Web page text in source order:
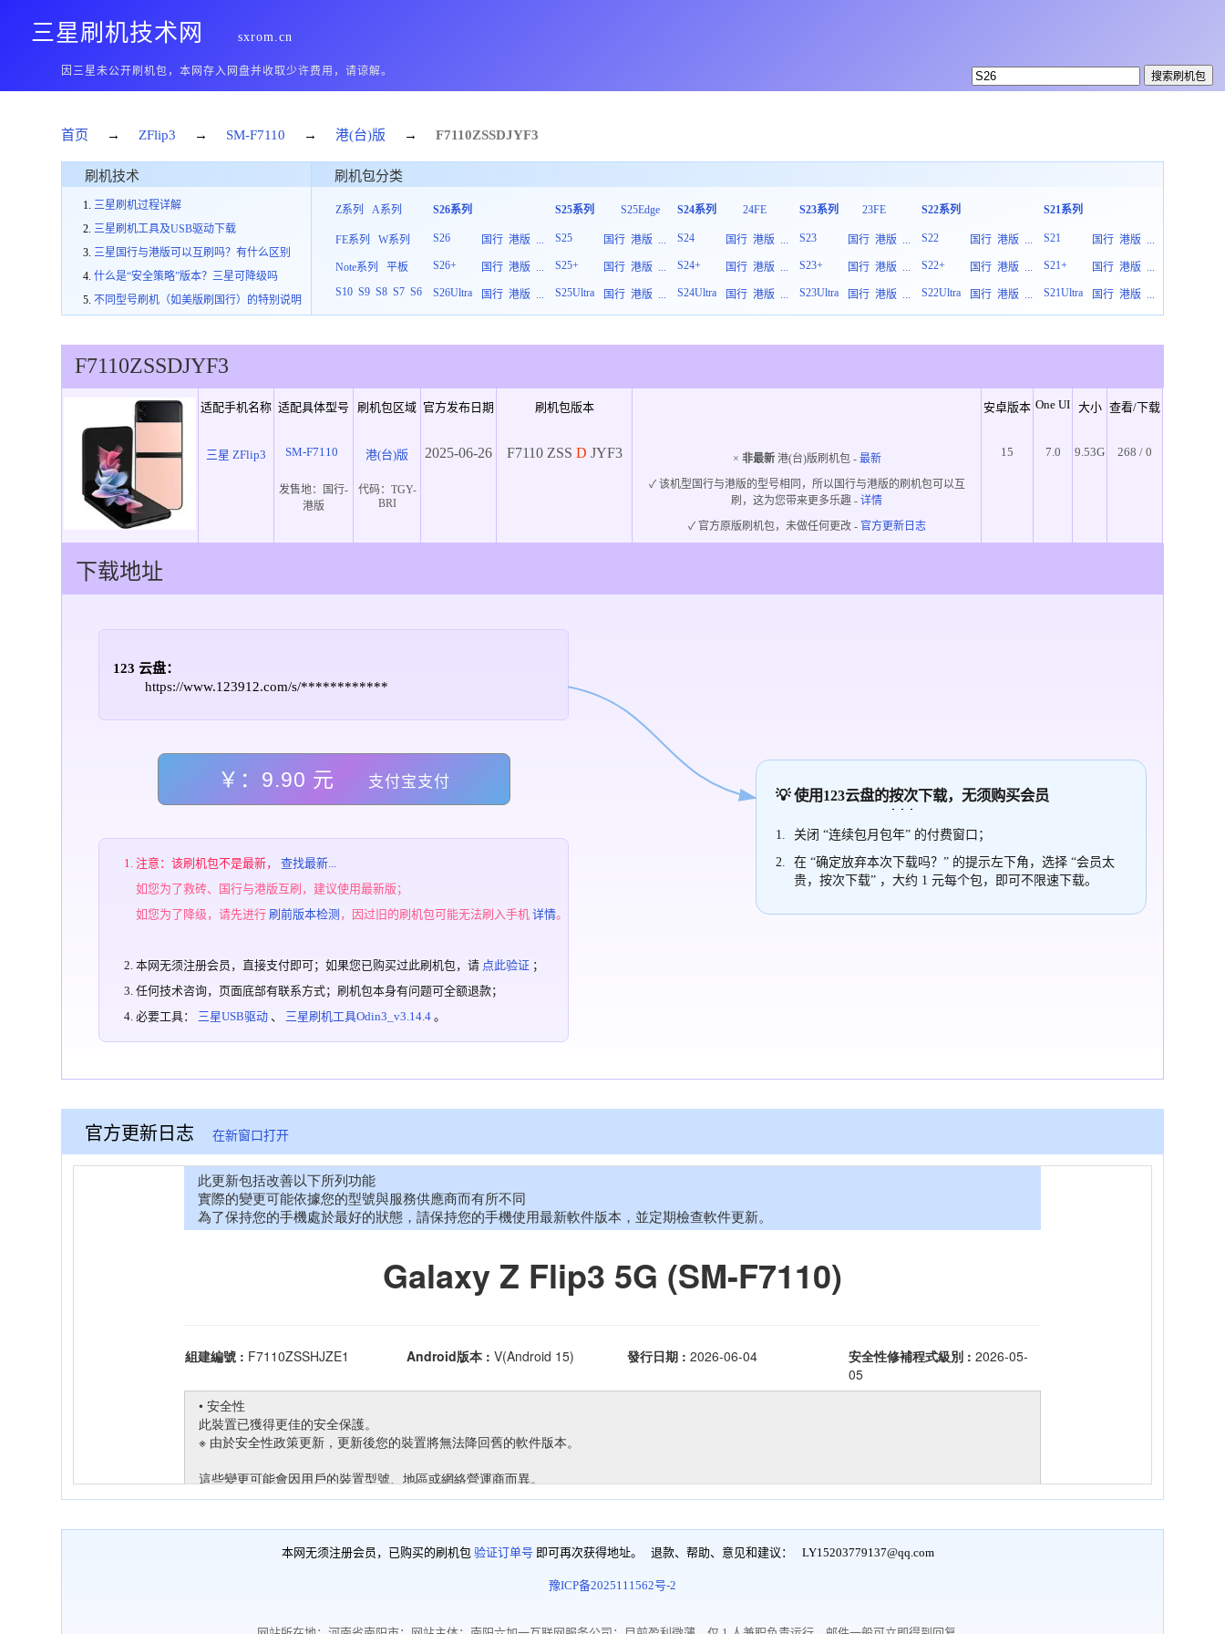
三星刷机技术网 sxrom.cn
因三星未公开刷机包，本网存入网盘并收取少许费用，请谅解。
首页 → ZFlip3 → SM-F7110 → 港(台)版 → F7110ZSSDJYF3
刷机技术
三星刷机过程详解
三星刷机工具及USB驱动下载
三星国行与港版可以互刷吗？有什么区别
什么是“安全策略”版本？三星可降级吗
不同型号刷机（如美版刷国行）的特别说明
刷机包分类
Z系列 A系列
FE系列 W系列
Note系列
平板
S10 S9 S8 S7 S6
S26系列
S26 国行 港版 ...
S26+
国行 港版 ...
S26Ultra
国行 港版 ...
S25系列 S25Edge
S25 国行 港版 ...
S25+
国行 港版 ...
S25Ultra
国行 港版 ...
S24系列 24FE
S24 国行 港版 ...
S24+
国行 港版 ...
S24Ultra
国行 港版 ...
S23系列 23FE
S23 国行 港版 ...
S23+
国行 港版 ...
S23Ultra
国行 港版 ...
S22系列
S22 国行 港版 ...
S22+
国行 港版 ...
S22Ultra
国行 港版 ...
S21系列
S21 国行 港版 ...
S21+
国行 港版 ...
S21Ultra
国行 港版 ...
F7110ZSSDJYF3
适配手机名称 适配具体型号 刷机包区域 官方发布日期 刷机包版本 安卓版本 One UI 大小 查看/下载
三星 ZFlip3 SM-F7110 港(台)版 2025-06-26 F7110 ZSS D JYF3 × 非最新港(台)版刷机包 - 最新
✓ 该机型国行与港版的型号相同，所以国行与港版的刷机包可以互
刷，这为您带来更多乐趣 -详情
✓ 官方原版刷机包，未做任何更改 - 官方更新日志
15 7.0 9.53G 268 / 0
发售地：
国行-
港版
代码： TGY-
BRI
下载地址
123 云盘：
https://www.123912.com/s/************
￥：9.90 元 支付宝支付
注意：该刷机包不是最新，查找最新...
如您为了救砖、国行与港版互刷，建议使用最新版；
如您为了降级，请先进行 刷前版本检测 ，因过旧的刷机包可能无法刷入手机详情。
本网无须注册会员，直接支付即可；如果您已购买过此刷机包，请 点此验证 ；
任何技术咨询，页面底部有联系方式；刷机包本身有问题可全额退款；
必要工具： 三星USB驱动 、 三星刷机工具Odin3_v3.14.4 。
💡 使用123云盘的按次下载，无须购买会员
关闭 “连续包月包年” 的付费窗口；
在 “确定放弃本次下载吗？” 的提示左下角，选择 “会员太
贵，按次下载” ，大约 1 元每个包，即可不限速下载。
官方更新日志在新窗口打开
本网无须注册会员，已购买的刷机包 验证订单号 即可再次获得地址。 退款、帮助、意见和建议： LY15203779137@qq.com
豫ICP备2025111562号-2